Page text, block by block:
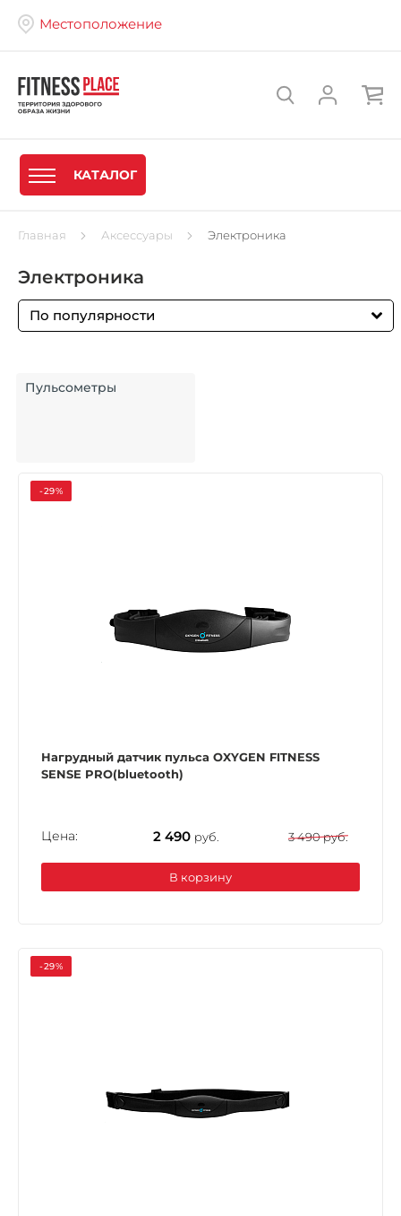
Местоположение
КАТАЛОГ
Главная Аксессуары Электроника
Электроника
По популярности
Пульсометры
-29%
Нагрудный датчик пульса OXYGEN FITNESS
SENSE PRO(bluetooth)
Цена: 2 490 руб. 3 490 руб.
В корзину
-29%